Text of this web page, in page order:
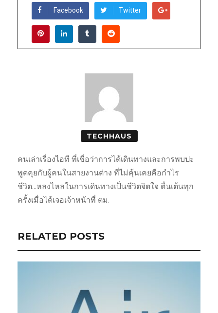
Facebook Twitter
TECHHAUS
คนเล่าเรื่องไอที ที่เชื่อว่าการได้เดินทางและการพบปะ
พูดคุยกับผู้คนในสายงานต่าง ที่ไม่คุ้นเคยคือกำไร
ชีวิต...หลงไหลในการเดินทางเป็นชีวิตจิตใจ ตื่นเต้นทุก
ครั้งเมื่อได้เจอเจ้าหน้าที่ ตม.
RELATED POSTS